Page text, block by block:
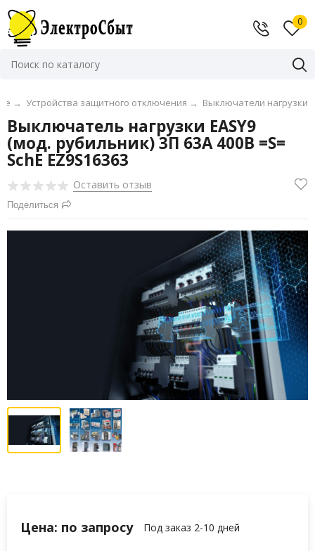
0
→ Устройства защитного отключения → Выключатели нагрузки
Выключатель нагрузки EASY9
(мод. рубильник) 3П 63А 400В =S=
SchE EZ9S16363
Оставить отзыв
Поделиться
Цена: по запросу Под заказ 2-10 дней